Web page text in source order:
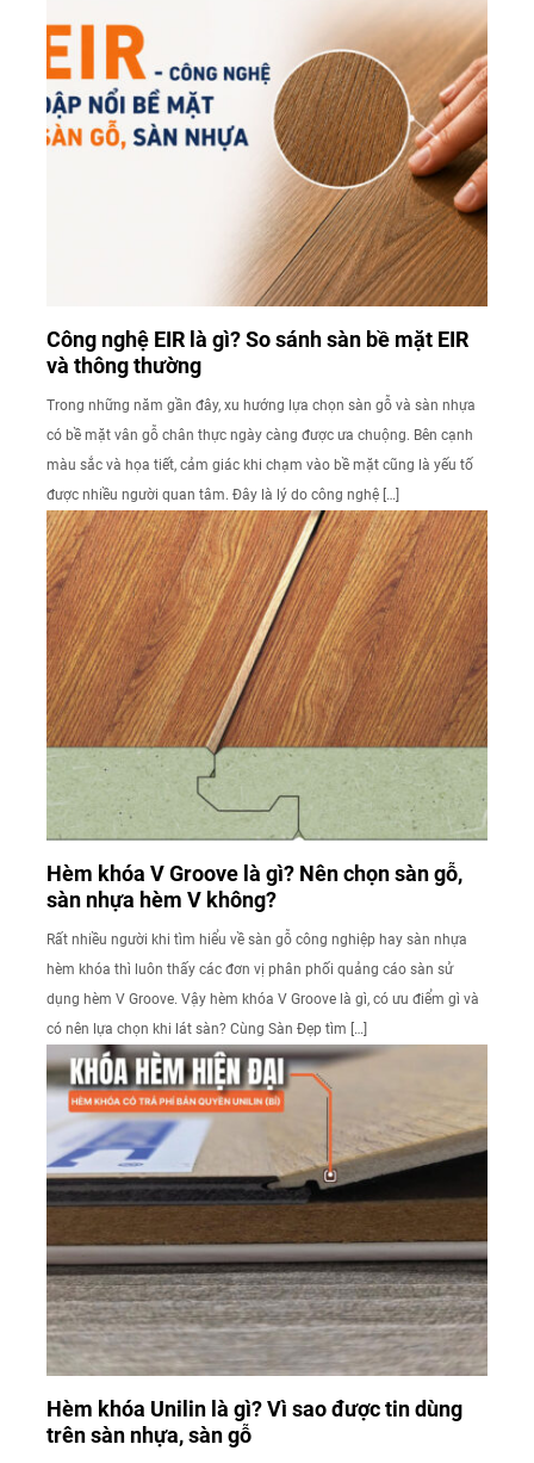
Công nghệ EIR là gì? So sánh sàn bề mặt EIR
và thông thường
Trong những năm gần đây, xu hướng lựa chọn sàn gỗ và sàn nhựa
có bề mặt vân gỗ chân thực ngày càng được ưa chuộng. Bên cạnh
màu sắc và họa tiết, cảm giác khi chạm vào bề mặt cũng là yếu tố
được nhiều người quan tâm. Đây là lý do công nghệ […]
Hèm khóa V Groove là gì? Nên chọn sàn gỗ,
sàn nhựa hèm V không?
Rất nhiều người khi tìm hiểu về sàn gỗ công nghiệp hay sàn nhựa
hèm khóa thì luôn thấy các đơn vị phân phối quảng cáo sàn sử
dụng hèm V Groove. Vậy hèm khóa V Groove là gì, có ưu điểm gì và
có nên lựa chọn khi lát sàn? Cùng Sàn Đẹp tìm […]
Hèm khóa Unilin là gì? Vì sao được tin dùng
trên sàn nhựa, sàn gỗ